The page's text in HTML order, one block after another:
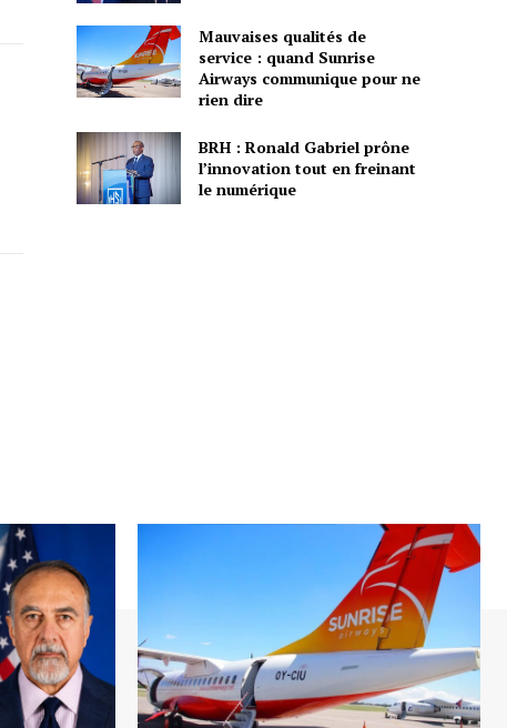
Mauvaises qualités de
service : quand Sunrise
Airways communique pour ne
rien dire
BRH : Ronald Gabriel prône
l’innovation tout en freinant
le numérique